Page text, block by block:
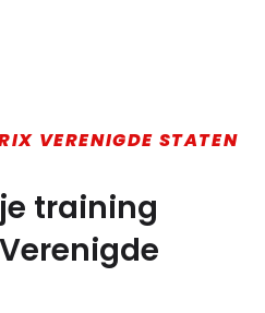
VERENIGDE STATEN
training